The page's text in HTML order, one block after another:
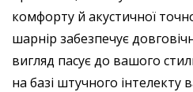
комфорту й акустичної
шарнір забезпечує
вигляд пасує до вашого
на базі штучного інтелекту